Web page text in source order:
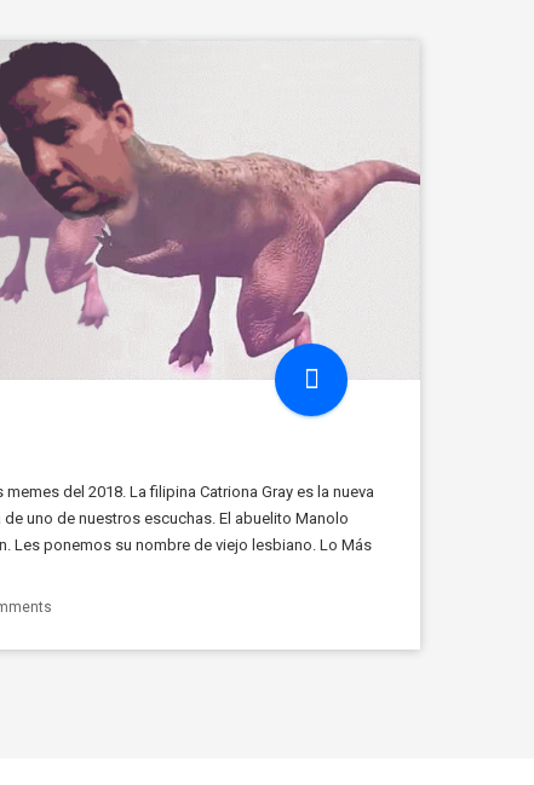
del 2018. La filipina Catriona Gray es la nueva
uno de nuestros escuchas. El abuelito Manolo
Les ponemos su nombre de viejo lesbiano. Lo Más